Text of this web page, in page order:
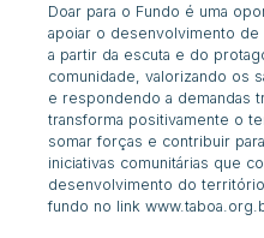
Doar para o Fundo é uma
apoiar o desenvolvimento de
a partir da escuta e do
comunidade, valorizando os
e respondendo a demandas
transforma positivamente o
somar forças e contribuir
iniciativas comunitárias que
desenvolvimento do
fundo no link